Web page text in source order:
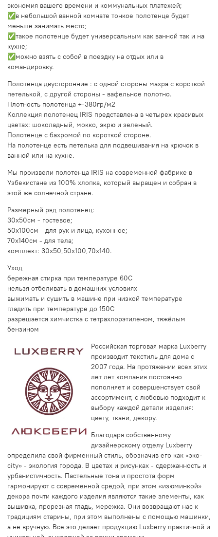
экономия вашего времени и коммунальных платежей;
✅в небольшой ванной комнате тонкое полотенце будет
меньше занимать место;
✅такое полотенце будет универсальным как ванной так и на
кухне;
✅можно взять с собой в поездку на отдых или в
командировку.
Полотенца двусторонние : с одной стороны махра с короткой
петелькой, с другой стороны - вафельное полотно.
Плотность полотенца +-380гр/м2
Коллекция полотенец IRIS представлена в четырех красивых
цветах: шоколадный, мокко, экрю и зеленый.
Полотенце с бахромой по короткой стороне.
На полотенце есть петелька для подвешивания на крючок в
ванной или на кухне.
Мы произвели полотенца IRIS на современной фабрике в
Узбекистане из 100% хлопка, который выращен и собран в
этой же солнечной стране.
Размерный ряд полотенец:
30x50см - гостевое;
50x100см - для рук и лица, кухонное;
70x140см - для тела;
комплект: 30x50,50x100,70x140.
Уход
бережная стирка при температуре 60С
нельзя отбеливать в домашних условиях
выжимать и сушить в машине при низкой температуре
гладить при температуре до 150С
разрешается химчистка с тетрахлорэтиленом, тяжёлым
бензином
Российская торговая марка Luxberry
производит текстиль для дома с
2007 года. На протяжении всех этих
лет лет компания постоянно
пополняет и совершенствует свой
ассортимент, с любовью подходит к
выбору каждой детали изделия:
цвету, ткани, декору.
Благодаря собственному
дизайнерскому отделу Luxberry
определила свой фирменный стиль, обозначив его как «эко-
city» - экология города. В цветах и рисунках - сдержанность и
урбанистичность. Пастельные тона и простота форм
гармонируют с современной средой, при этом «изюминкой»
декора почти каждого изделия являются такие элементы, как
вышивка, прорезная гладь, мережка. Они возвращают нас к
традициям старины, при этом выполнены с помощью машинки,
а не вручную. Все это делает продукцию Luxberry практичной и